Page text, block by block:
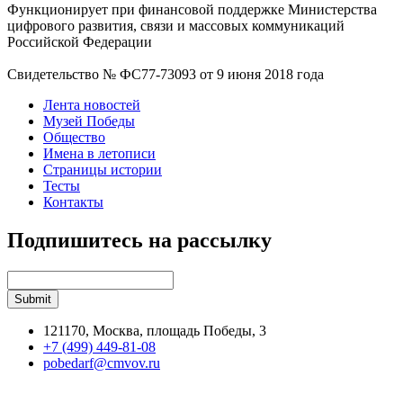
Функционирует при финансовой поддержке Министерства
цифрового развития, связи и массовых коммуникаций
Российской Федерации
Свидетельство № ФС77-73093 от 9 июня 2018 года
Лента новостей
Музей Победы
Общество
Имена в летописи
Страницы истории
Тесты
Контакты
Подпишитесь на рассылку
121170, Москва, площадь Победы, 3
+7 (499) 449-81-08
pobedarf@cmvov.ru